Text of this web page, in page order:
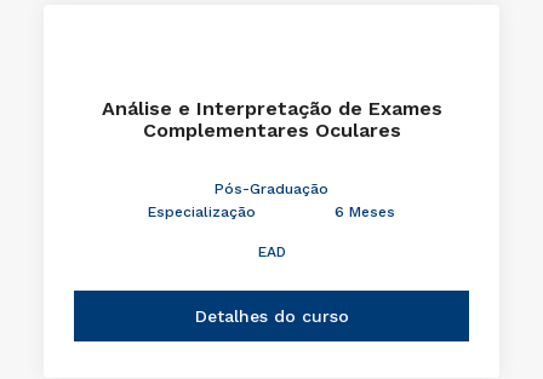
Análise e Interpretação de Exames
Complementares Oculares
Pós-Graduação
Especialização
6 Meses
EAD
Detalhes do curso